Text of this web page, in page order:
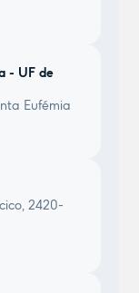
- UF de
Eufémia
2420-